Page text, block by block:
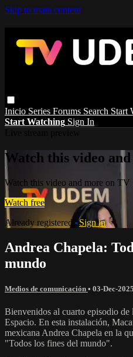
Skip to main content
Inicio Series Forums Search Start
Start Watching Sign In
Watch this video
Watch this video and more on
Watch free
Already registered?Sign in
Andrea Chapela:
mundo
Medios de comunicación • 03-Dec-2025
Bienvenidos al cuarto episodio de
Espacio. En esta instalación,
mexicana Andrea Chapela en la
"Todos los fines del mundo".